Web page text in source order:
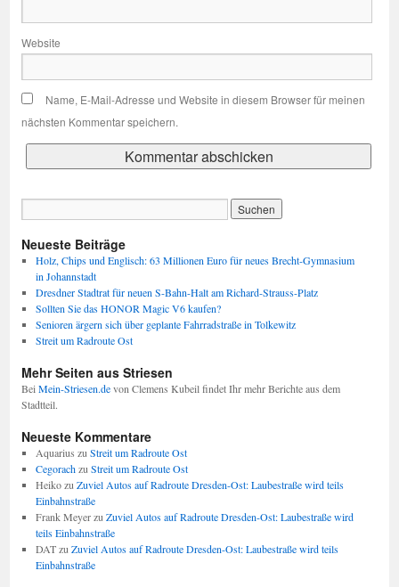
Website
Name, E-Mail-Adresse und Website in diesem Browser für meinen
nächsten Kommentar speichern.
Neueste Beiträge
Holz, Chips und Englisch: 63 Millionen Euro für neues Brecht-Gymnasium
in Johannstadt
Dresdner Stadtrat für neuen S-Bahn-Halt am Richard-Strauss-Platz
Sollten Sie das HONOR Magic V6 kaufen?
Senioren ärgern sich über geplante Fahrradstraße in Tolkewitz
Streit um Radroute Ost
Mehr Seiten aus Striesen
BeiMein-Striesen.devon Clemens Kubeil findet Ihr mehr Berichte aus dem
Stadtteil.
Neueste Kommentare
Aquarius zuStreit um Radroute Ost
CegorachzuStreit um Radroute Ost
HeikozuZuviel Autos auf Radroute Dresden-Ost: Laubestraße wird teils
Einbahnstraße
Frank MeyerzuZuviel Autos auf Radroute Dresden-Ost: Laubestraße wird
teils Einbahnstraße
DATzuZuviel Autos auf Radroute Dresden-Ost: Laubestraße wird teils
Einbahnstraße